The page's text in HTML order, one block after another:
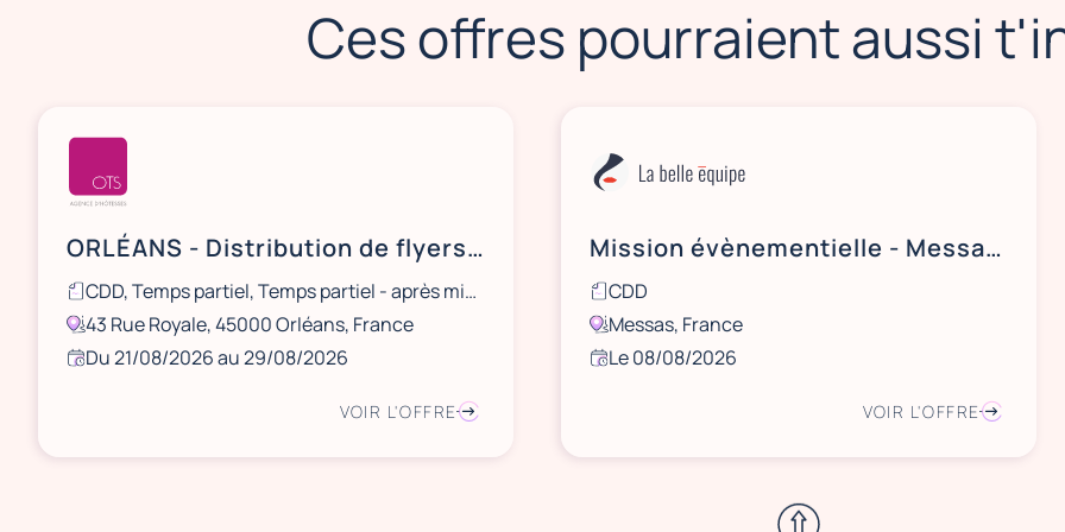
Ces offres pourraient aussi
ORLÉANS - Distribution de flyers NOCIBÉ - 21 et 22 août / 28 et 29 août
CDD, Temps partiel, Temps partiel - après midi, Ponctuel
43 Rue Royale, 45000 Orléans, France
Du 21/08/2026 au 29/08/2026
VOIR L'OFFRE
Mission évènementielle - Messas (45) proche de Orléans - le 8 août 2026
CDD
Messas, France
Le 08/08/2026
VOIR L'OFFRE